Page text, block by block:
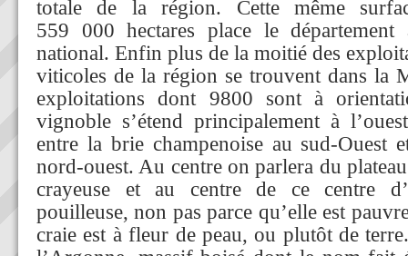
totale de la région. Cette même
559 000 hectares place le
national. Enfin plus de la moitié des
viticoles de la région se trouvent dans la
exploitations dont 9800 sont à
vignoble s’étend principalement à
entre la brie champenoise au sud-Ouest
nord-ouest. Au centre on parlera du
crayeuse et au centre de ce centre
pouilleuse, non pas parce qu’elle est
craie est à fleur de peau, ou plutôt de